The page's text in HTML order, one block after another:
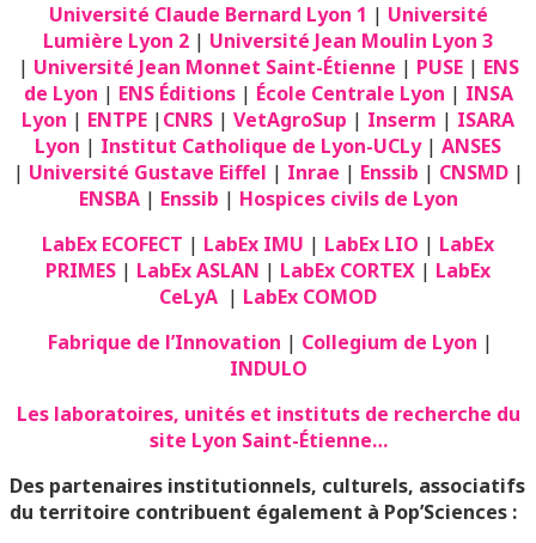
Université Claude Bernard Lyon 1 | Université
Lumière Lyon 2 | Université Jean Moulin Lyon 3
| Université Jean Monnet Saint-Étienne | PUSE| ENS
de Lyon | ENS Éditions| École Centrale Lyon | INSA
Lyon | ENTPE |CNRS | VetAgroSup | Inserm | ISARA
Lyon | Institut Catholique de Lyon-UCLy | ANSES
| Université Gustave Eiffel | Inrae | Enssib | CNSMD |
ENSBA | Enssib | Hospices civils de Lyon
LabEx ECOFECT | LabEx IMU | LabEx LIO | LabEx
PRIMES | LabEx ASLAN | LabEx CORTEX | LabEx
CeLyA | LabEx COMOD
Fabrique de l’Innovation | Collegium de Lyon |
INDULO
Les laboratoires, unités et instituts de recherche du
site Lyon Saint-Étienne…
Des partenaires institutionnels, culturels, associatifs
du territoire contribuent également à Pop’Sciences :